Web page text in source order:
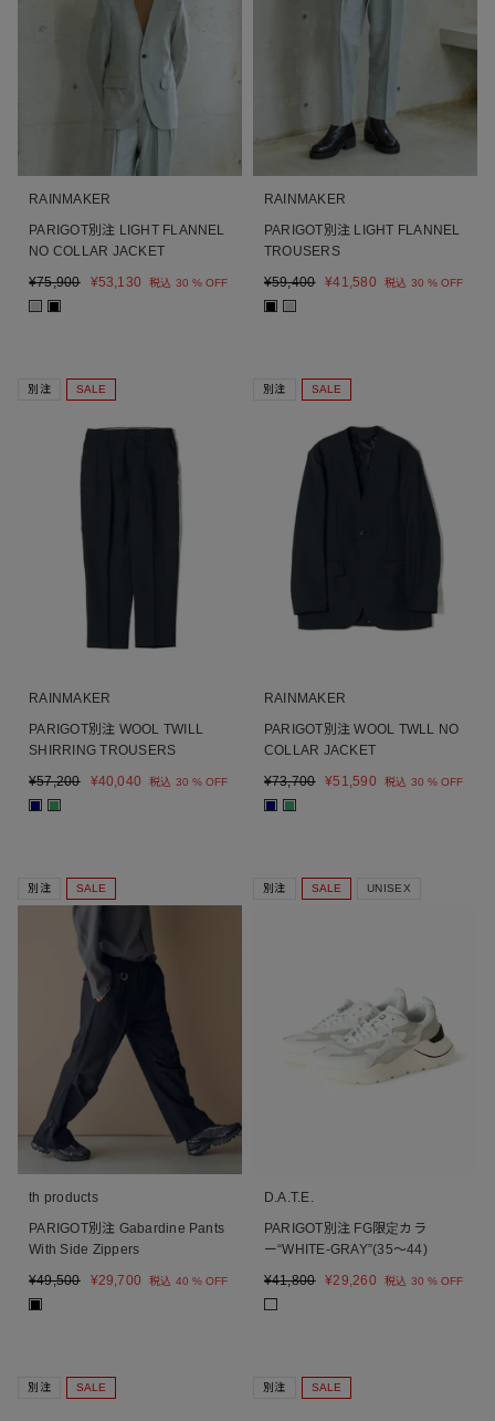
RAINMAKER
PARIGOT別注 LIGHT FLANNEL
NO COLLAR JACKET
¥75,900 ¥53,130 税込 30 % OFF
■
RAINMAKER
PARIGOT別注 LIGHT FLANNEL
TROUSERS
¥59,400 ¥41,580 税込 30 % OFF
■
別注 SALE
RAINMAKER
PARIGOT別注 WOOL TWILL
SHIRRING TROUSERS
¥57,200 ¥40,040 税込 30 % OFF
■ ■
別注 SALE
RAINMAKER
PARIGOT別注 WOOL TWLL NO
COLLAR JACKET
¥73,700 ¥51,590 税込 30 % OFF
■ ■
別注 SALE
th products
PARIGOT別注 Gabardine Pants
With Side Zippers
¥49,500 ¥29,700 税込 40 % OFF
別注 SALE UNISEX
D.A.T.E.
PARIGOT別注 FG限定カラ
ー“WHITE-GRAY”(35～44)
¥41,800 ¥29,260 税込 30 % OFF
別注 SALE 別注 SALE